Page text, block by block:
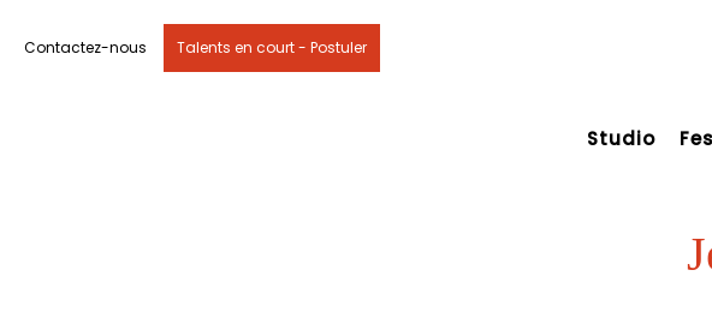
Contactez-nous Talents en court - Postuler
Studio